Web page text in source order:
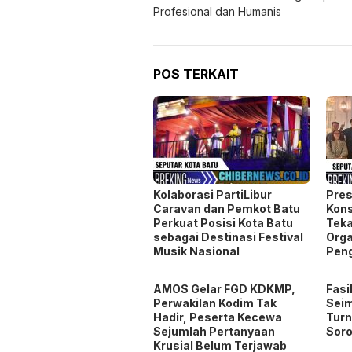
Profesional dan Humanis
POS TERKAIT
Kolaborasi PartiLibur
Caravan dan Pemkot Batu
Perkuat Posisi Kota Batu
sebagai Destinasi Festival
Musik Nasional
AMOS Gelar FGD KDKMP,
Perwakilan Kodim Tak
Hadir, Peserta Kecewa
Sejumlah Pertanyaan
Krusial Belum Terjawab